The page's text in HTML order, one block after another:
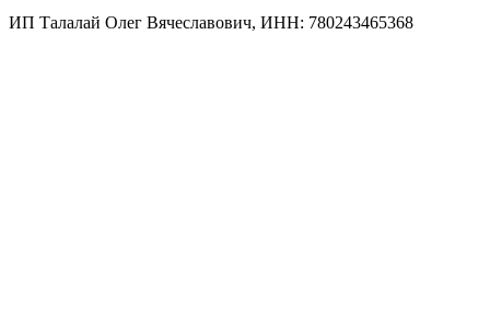
ИП Талалай Олег Вячеславович, ИНН: 780243465368